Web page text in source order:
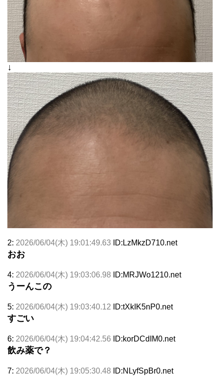
↓
2: 2026/06/04(木) 19:01:49.63 ID:LzMkzD710.net
おお
4: 2026/06/04(木) 19:03:06.98 ID:MRJWo1210.net
うーんこの
5: 2026/06/04(木) 19:03:40.12 ID:tXkIK5nP0.net
すごい
6: 2026/06/04(木) 19:04:42.56 ID:korDCdIM0.net
飲み薬で？
7: 2026/06/04(木) 19:05:30.48 ID:NLyfSpBr0.net